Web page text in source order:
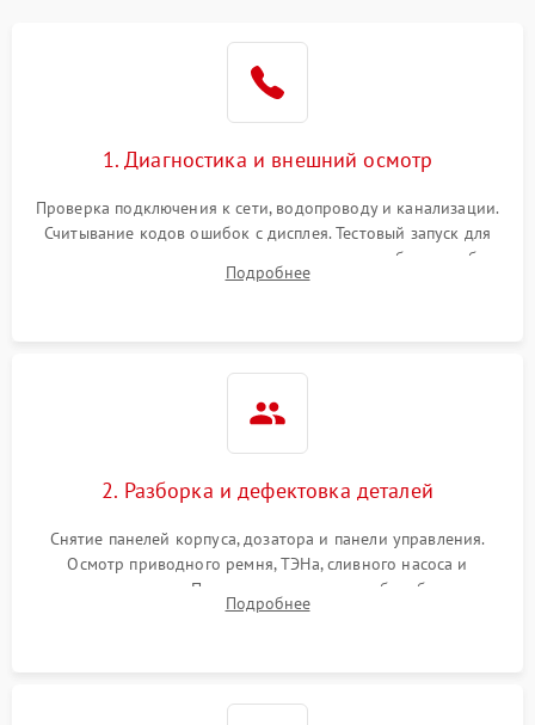
1. Диагностика и внешний осмотр
Проверка подключения к сети, водопроводу и канализации.
Считывание кодов ошибок с дисплея. Тестовый запуск для
выявления посторонних шумов, протечек или сбоев в работе
электронного модуля управления.
Подробнее
2. Разборка и дефектовка деталей
Снятие панелей корпуса, дозатора и панели управления.
Осмотр приводного ремня, ТЭНа, сливного насоса и
амортизаторов. Проверка подшипников барабана и
крестовины на износ, а манжеты люка на разрывы.
Подробнее